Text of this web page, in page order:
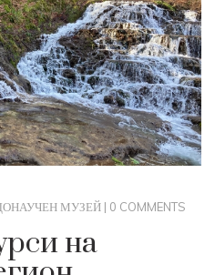
МУЗЕЙ | 0 COMMENTS
на